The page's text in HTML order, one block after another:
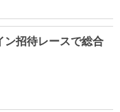
招待レースで総合